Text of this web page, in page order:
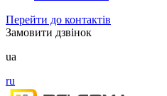
Перейти до контактів
Замовити дзвінок
ua
ru